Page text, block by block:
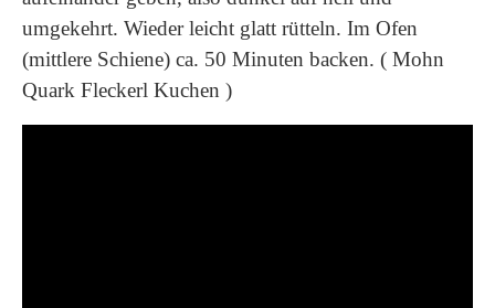
umgekehrt. Wieder leicht glatt rütteln. Im Ofen
(mittlere Schiene) ca. 50 Minuten backen. ( Mohn
Quark Fleckerl Kuchen )